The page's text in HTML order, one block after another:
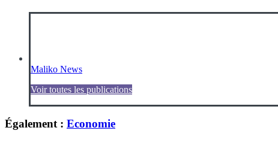
Maliko News
Voir toutes les publications
Également : Economie